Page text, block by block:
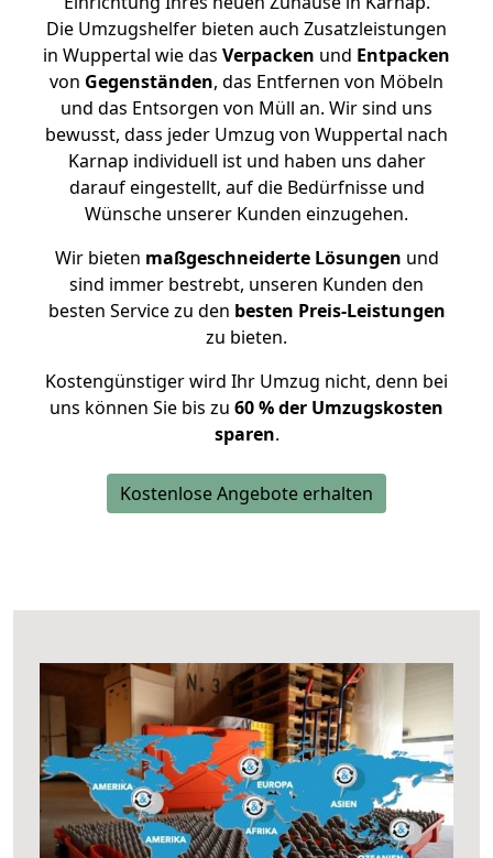
Die Umzugshelfer bieten auch Zusatzleistungen
in Wuppertal wie das Verpacken und Entpacken
von Gegenständen, das Entfernen von Möbeln
und das Entsorgen von Müll an. Wir sind uns
bewusst, dass jeder Umzug von Wuppertal nach
Karnap individuell ist und haben uns daher
darauf eingestellt, auf die Bedürfnisse und
Wünsche unserer Kunden einzugehen.
Wir bieten maßgeschneiderte Lösungen und
sind immer bestrebt, unseren Kunden den
besten Service zu den besten Preis-Leistungen
zu bieten.
Kostengünstiger wird Ihr Umzug nicht, denn bei
uns können Sie bis zu 60 % der Umzugskosten
sparen.
Kostenlose Angebote erhalten